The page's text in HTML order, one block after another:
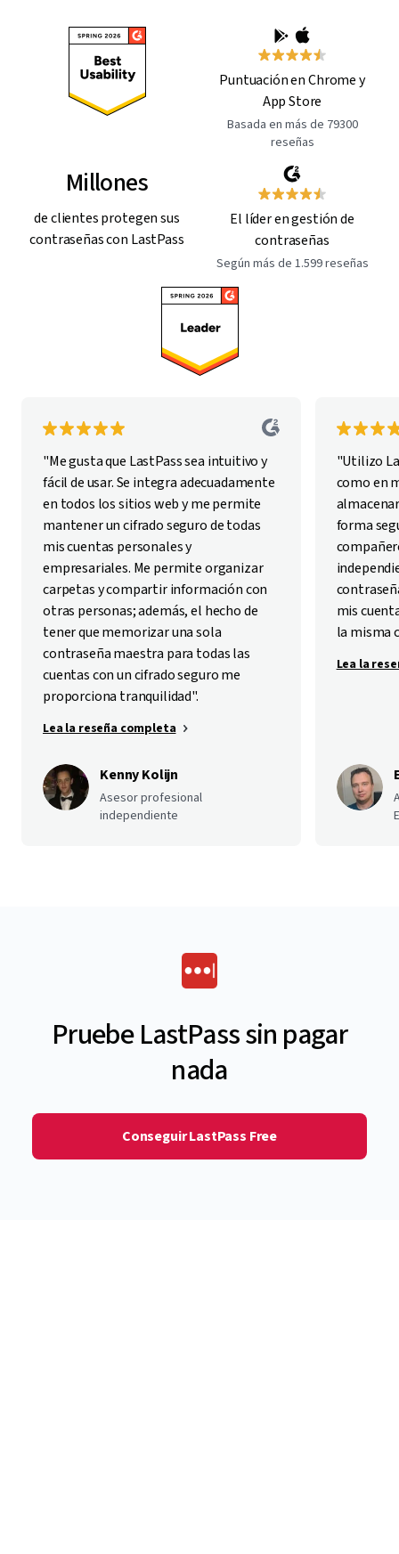
Puntuación en Chrome y
App Store
Basada en más de 79300
reseñas
Millones
de clientes protegen sus
contraseñas con LastPass
El líder en gestión de
contraseñas
Según más de 1.599 reseñas
"Me gusta que LastPass sea intuitivo y
fácil de usar. Se integra adecuadamente
en todos los sitios web y me permite
mantener un cifrado seguro de todas
mis cuentas personales y
empresariales. Me permite organizar
carpetas y compartir información con
otras personas; además, el hecho de
tener que memorizar una sola
contraseña maestra para todas las
cuentas con un cifrado seguro me
proporciona tranquilidad".
Lea la reseña completa
Kenny Kolijn
Asesor profesional
independiente
"Utilizo
como en
forma
mis
la misma
Lea la
Pruebe LastPass sin pagar
nada
Conseguir LastPass Free